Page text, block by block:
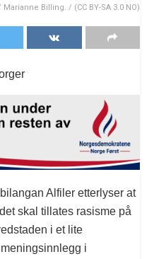
Billing. / (CC BY-SA 3.0 NO)
Alfiler etterlyser at
skal tillates rasisme på
i et lite
i